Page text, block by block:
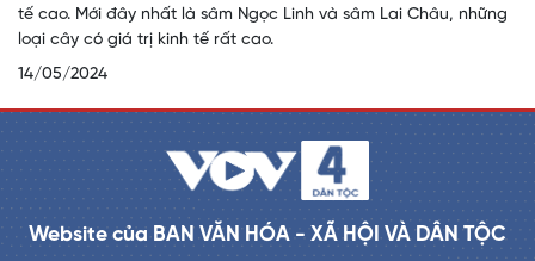
tế cao. Mới đây nhất là sâm Ngọc Linh và sâm Lai Châu, những
loại cây có giá trị kinh tế rất cao.
14/05/2024
Website của BAN VĂN HÓA - XÃ HỘI VÀ DÂN TỘC